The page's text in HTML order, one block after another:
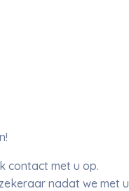
contact met u op.
nadat we met u